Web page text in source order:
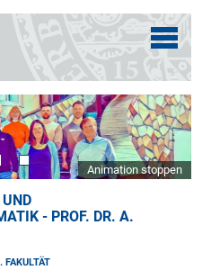
Animation stoppen
- PROF. DR. A.
FAKULTÄT